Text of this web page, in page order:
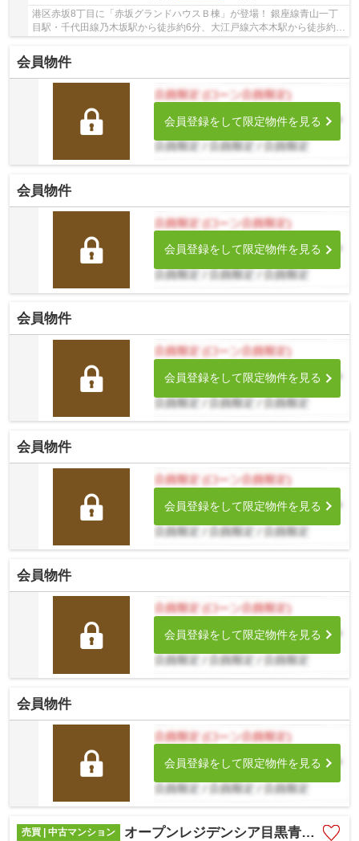
港区赤坂8丁目に「赤坂グランドハウスＢ棟」が登場！ 銀座線青山一丁
目駅・千代田線乃木坂駅から徒歩約6分、大江戸線六本木駅から徒歩約
13分。 5路線3駅利用可能な大変便利な立地に位...
会員物件
会員登録をして限定物件を見る
会員物件
会員登録をして限定物件を見る
会員物件
会員登録をして限定物件を見る
会員物件
会員登録をして限定物件を見る
会員物件
会員登録をして限定物件を見る
会員物件
会員登録をして限定物件を見る
売買 | 中古マンション オープンレジデンシア目黒青葉台テラスＡ棟